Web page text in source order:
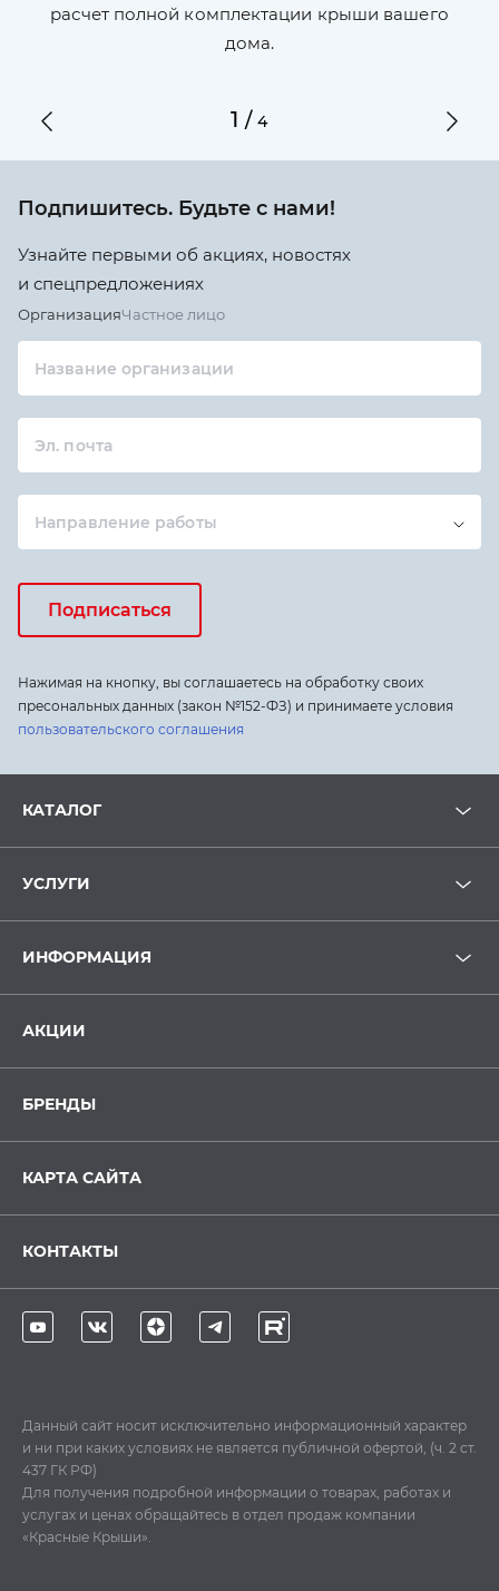
расчет полной комплектации крыши вашего
дома.
1 /4
Подпишитесь. Будьте с нами!
Узнайте первыми об акциях, новостях
и спецпредложениях
ОрганизацияЧастное лицо
Название организации
Эл. почта
Направление работы
Подписаться
Нажимая на кнопку, вы соглашаетесь на обработку своих
пресональных данных (закон №152-ФЗ) и принимаете условия
пользовательского соглашения
КАТАЛОГ
УСЛУГИ
ИНФОРМАЦИЯ
АКЦИИ
БРЕНДЫ
КАРТА САЙТА
КОНТАКТЫ
Данный сайт носит исключительно информационный характер
и ни при каких условиях не является публичной офертой, (ч. 2 ст.
437 ГК РФ)
Для получения подробной информации о товарах, работах и
услугах и ценах обращайтесь в отдел продаж компании
«Красные Крыши».